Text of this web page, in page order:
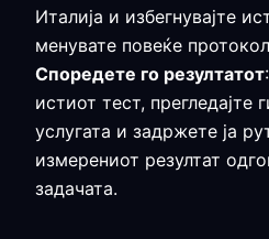
Италија и избегнувајте
менувате повеќе
Споредете го резултатот
истиот тест, прегледајте
услугата и задржете ја
измерениот резултат
задачата.